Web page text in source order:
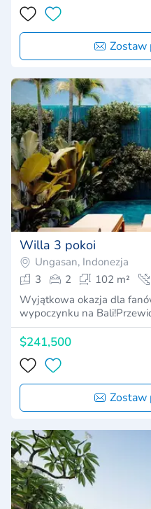
Zostaw
Willa 3 pokoi
Ungasan, Indonezja
3
2 102 m²
Wyjątkowa okazja dla
wypoczynku na
$241,500
Zostaw